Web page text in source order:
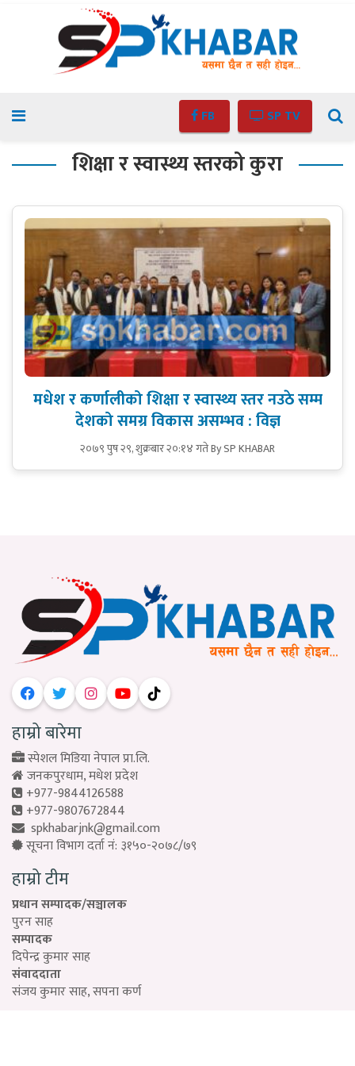
FB SP TV
शिक्षा र स्वास्थ्य स्तरको कुरा
मधेश र कर्णालीको शिक्षा र स्वास्थ्य स्तर नउठे सम्म
देशको समग्र विकास असम्भव : विज्ञ
२०७९ पुष २९, शुक्रबार २०:१४ गतेBy SP KHABAR
हाम्रो बारेमा
स्पेशल मिडिया नेपाल प्रा.लि.
जनकपुरधाम, मधेश प्रदेश
+977-9844126588
+977-9807672844
spkhabarjnk@gmail.com
सूचना विभाग दर्ता नं: ३१५०-२०७८/७९
हाम्रो टीम
प्रधान सम्पादक/सञ्चालक
पुरन साह
सम्पादक
दिपेन्द्र कुमार साह
संवाददाता
संजय कुमार साह, सपना कर्ण